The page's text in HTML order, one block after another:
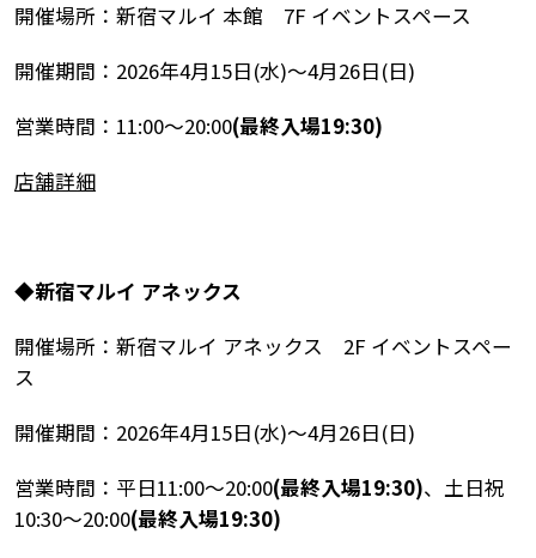
開催場所：新宿マルイ 本館 7F イベントスペース
開催期間：2026年4月15日(水)～4月26日(日)
営業時間：11:00～20:00(最終入場19:30)
店舗詳細
◆新宿マルイ アネックス
開催場所：新宿マルイ アネックス 2F イベントスペー
ス
開催期間：2026年4月15日(水)～4月26日(日)
営業時間：平日11:00～20:00(最終入場19:30)、土日祝
10:30～20:00(最終入場19:30)